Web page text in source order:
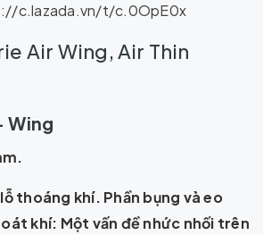
c.lazada.vn/t/c.0OpE0x
Air Wing, Air Thin
Wing
thoáng khí. Phần bụng và eo
khí: Một vấn đề nhức nhối trên